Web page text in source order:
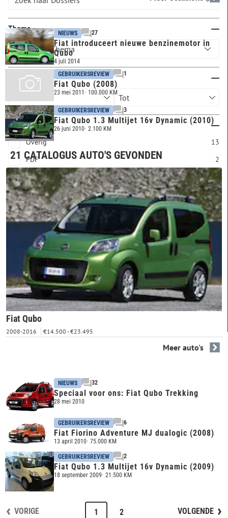
Thema
Publicatiejaar
Artikel type
Overig
13
PDF
2
NIEUWS 27
Fiat introduceert nieuwe benzinemotor in
Qubo
4 juli 2014
GEBRUIKERSREVIEW
1
Fiat Qubo (2008)
23 mei 2011 100.000 KM
GEBRUIKERSREVIEW 3
Fiat Qubo 1.3 Multijet 16v Dynamic (2010)
26 juni 2010 2.100 KM
21 CATALOGUS AUTO'S GEVONDEN
Fiat Qubo
2008-2016 €14.500 - €23.495
Meer auto's
NIEUWS 32
Speciaal voor ons: Fiat Qubo Trekking
28 mei 2010
GEBRUIKERSREVIEW 6
Fiat Fiorino Adventure MJ dualogic (2008)
13 april 2010 75.000 KM
GEBRUIKERSREVIEW 2
Fiat Qubo 1.3 Multijet 16v Dynamic (2009)
18 september 2009 21.500 KM
VORIGE VOLGENDE
1 2